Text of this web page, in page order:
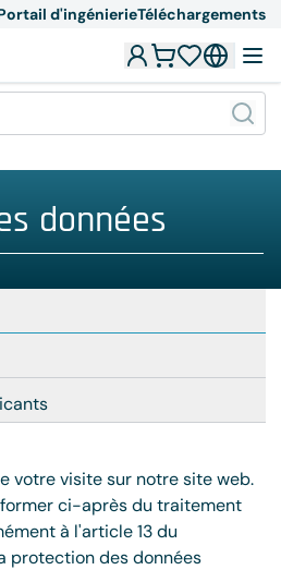
d'ingénierieTéléchargements
données
votre visite sur notre site web.
ci-après du traitement
à l'article 13 du
protection des données